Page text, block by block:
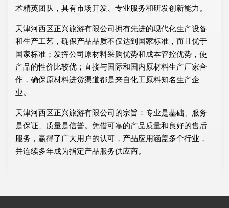
术精英团队，具有市场开发、专业服务和研发创新能力。
天津河西区正兴旅游有限公司拥有先进的现代化生产设备
和生产工艺，确保产品品质不仅达到国家标准，而且优于
国家标准；发挥公司原材料采购优势和成本管控优势，使
产品的性价比较优；直接与国际和国内原材料生产厂家合
作，确保原材料进货渠道都是来自化工原料知名生产企
业。
天津河西区正兴旅游有限公司的宗旨：专业是基础、服务
是保证、质量是信誉。凭借可靠的产品质量和良好的售后
服务，赢得了广大用户的认可，产品应用涵盖多个行业，
并连续多年成为指定产品服务供应商。